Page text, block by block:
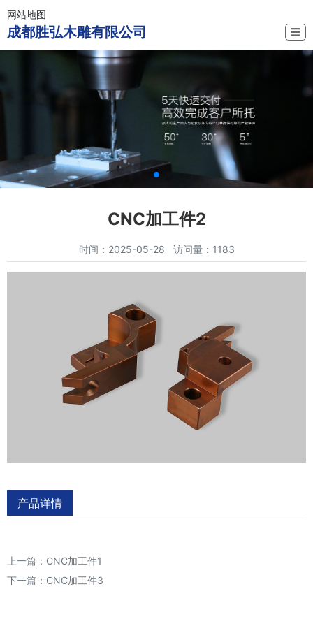
网站地图
成都胜弘木雕有限公司 ☰
CNC加工件2
时间：2025-05-28 访问量：1183
产品详情
上一篇： CNC加工件1
下一篇： CNC加工件3